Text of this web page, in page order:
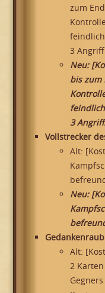
zum
3
Neu:
bis zum
3
Vollstrecker
Alt:
Neu:
Gedankenraub
Alt:
2